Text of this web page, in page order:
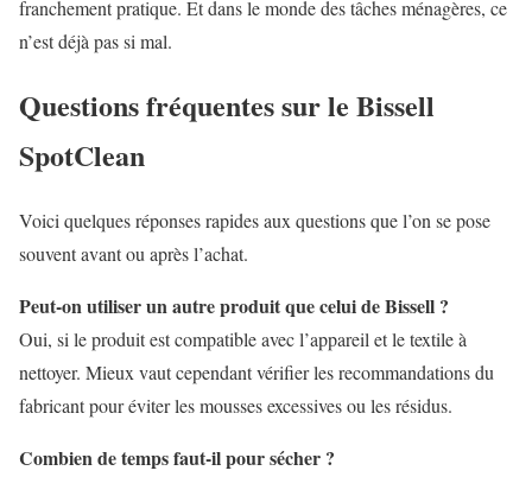
franchement pratique. Et dans le monde des tâches ménagères, ce
n’est déjà pas si mal.
Questions fréquentes sur le Bissell
SpotClean
Voici quelques réponses rapides aux questions que l’on se pose
souvent avant ou après l’achat.
Peut-on utiliser un autre produit que celui de Bissell ?
Oui, si le produit est compatible avec l’appareil et le textile à
nettoyer. Mieux vaut cependant vérifier les recommandations du
fabricant pour éviter les mousses excessives ou les résidus.
Combien de temps faut-il pour sécher ?